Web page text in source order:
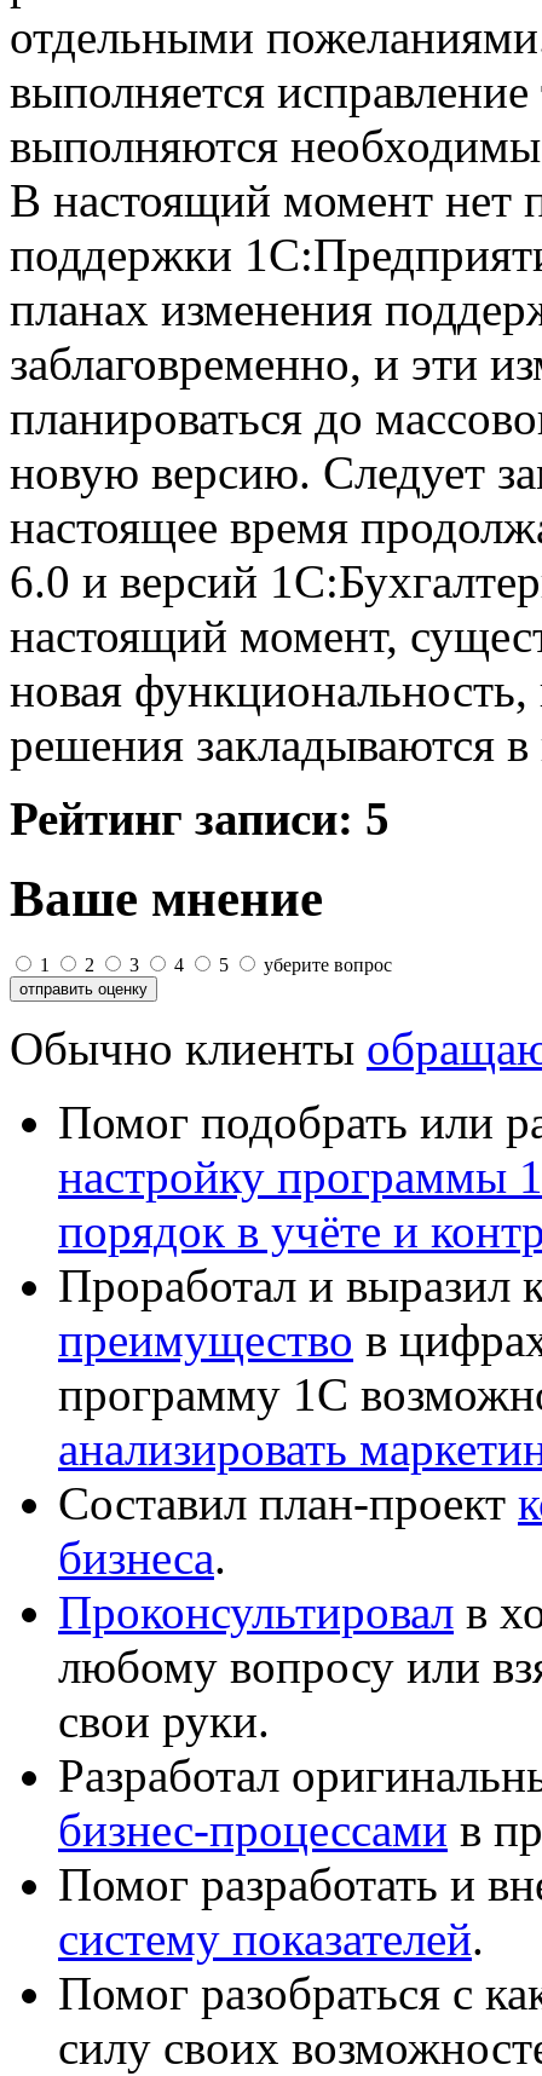
отдельными
выполняется
выполняются
В настоящий момент нет
поддержки
планах изменения
заблаговременно, и эти
планироваться до
новую версию. Следует
настоящее время
6.0 и версий
настоящий момент,
новая
решения закладываются
Рейтинг записи: 5
Ваше мнение
1 2 3 4 5 уберите вопрос
Обычно клиенты
Помог подобрать или
настройку программы
порядок в учёте и
Проработал и выразил
преимущество в
программу 1С
анализировать
Составил план-проект
бизнеса.
Проконсультировал в
любому вопросу или
свои руки.
Разработал
бизнес-процессами в
Помог разработать и
систему показателей.
Помог разобраться с
силу своих